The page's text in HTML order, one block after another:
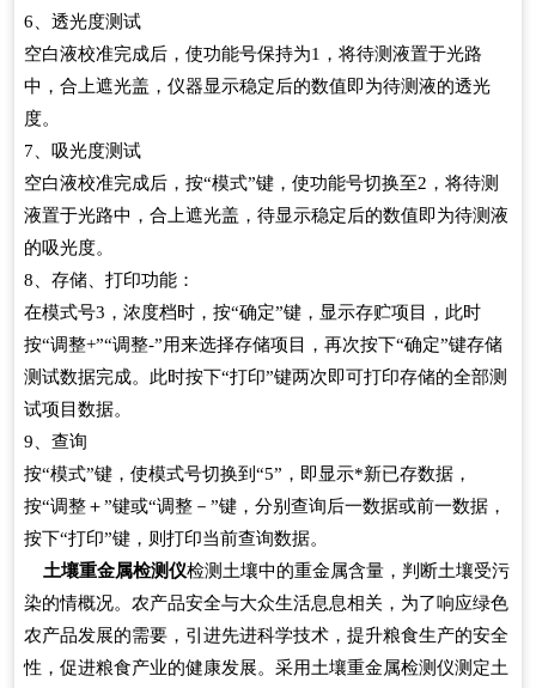
6、透光度测试
空白液校准完成后，使功能号保持为1，将待测液置于光路
中，合上遮光盖，仪器显示稳定后的数值即为待测液的透光
度。
7、吸光度测试
空白液校准完成后，按“模式”键，使功能号切换至2，将待测
液置于光路中，合上遮光盖，待显示稳定后的数值即为待测液
的吸光度。
8、存储、打印功能：
在模式号3，浓度档时，按“确定”键，显示存贮项目，此时
按“调整+”“调整-”用来选择存储项目，再次按下“确定”键存储
测试数据完成。此时按下“打印”键两次即可打印存储的全部测
试项目数据。
9、查询
按“模式”键，使模式号切换到“5”，即显示*新已存数据，
按“调整＋”键或“调整－”键，分别查询后一数据或前一数据，
按下“打印”键，则打印当前查询数据。
土壤重金属检测仪检测土壤中的重金属含量，判断土壤受污
染的情概况。农产品安全与大众生活息息相关，为了响应绿色
农产品发展的需要，引进先进科学技术，提升粮食生产的安全
性，促进粮食产业的健康发展。采用土壤重金属检测仪测定土